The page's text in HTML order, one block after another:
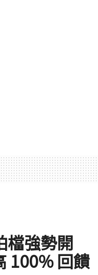
檔強勢開
100% 回饋